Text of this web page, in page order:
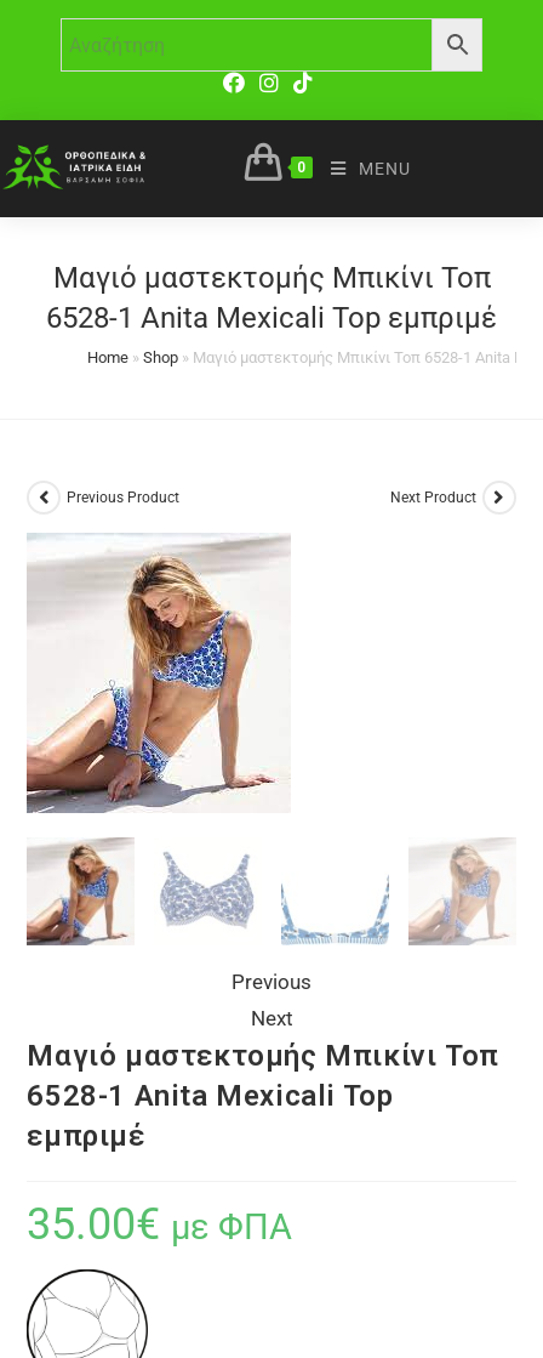
0 MENU
Μαγιό μαστεκτομής Μπικίνι Τοπ
6528-1 Anita Mexicali Top εμπριμέ
Home »Shop » Μαγιό μαστεκτομής Μπικίνι Τοπ 6528-1 Anita
Previous Product Next Product
Previous
Next
Μαγιό μαστεκτομής Μπικίνι Τοπ
6528-1 Anita Mexicali Top
εμπριμέ
35.00€ με ΦΠΑ